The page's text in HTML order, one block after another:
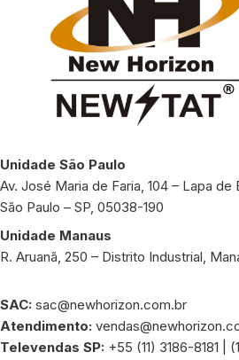
Unidade São Paulo
Av. José Maria de Faria, 104 – Lapa de
São Paulo – SP, 05038-190
Unidade Manaus
R. Aruanã, 250 – Distrito Industrial,
SAC: sac@newhorizon.com.br
Atendimento:
Televendas SP: +55 (11) 3186-8181 |